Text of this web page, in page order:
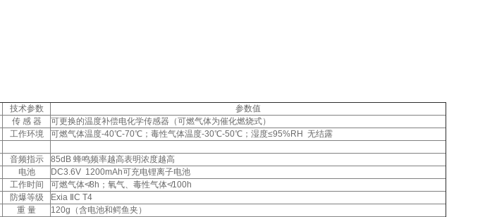
作界面
功能
警
信号
技术参数
参数值
传 感 器
可更换的温度补偿电化学传感器（可燃气体为催化燃烧式）
工作环境
可燃气体温度-40℃-70℃；毒性气体温度-30℃-50℃；湿度≤95%RH 无结露
音频指示
85dB 蜂鸣频率越高表明浓度越高
电池
DC3.6V 1200mAh可充电锂离子电池
工作时间
可燃气体≮8h；氧气、毒性气体≮100h
防爆等级
Exia ⅡC T4
重 量
120g（含电池和鳄鱼夹）